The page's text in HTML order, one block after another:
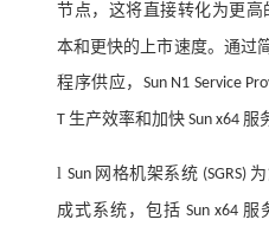
节点，这将直接转化为更高
本和更快的上市速度。通过
程序供应， Sun N1 Service
T 生产效率和加快 Sun x64 服
l Sun 网格机架系统 (SGRS)
成式系统，包括 Sun x64 服